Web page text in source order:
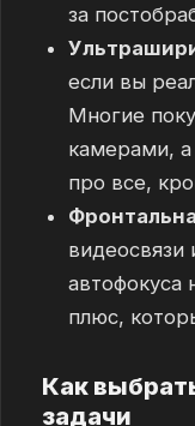
за
если вы
Многие
камерами,
про все,
видеосвязи
плюс,
Как
задачи